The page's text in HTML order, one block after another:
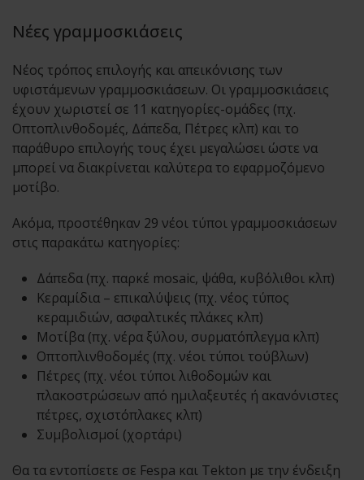
Νέες γραμμοσκιάσεις
Νέος τρόπος επιλογής και απεικόνισης των
υφιστάμενων γραμμοσκιάσεων. Οι γραμμοσκιάσεις
έχουν χωριστεί σε 11 κατηγορίες-ομάδες (πχ.
Οπτοπλινθοδομές, Δάπεδα, Πέτρες κλπ) και το
παράθυρο επιλογής τους έχει μεγαλώσει ώστε να
μπορεί να διακρίνεται καλύτερα το εφαρμοζόμενο
μοτίβο.
Ακόμα, προστέθηκαν 29 νέοι τύποι γραμμοσκιάσεων
στις παρακάτω κατηγορίες:
Δάπεδα (πχ. παρκέ mosaic, ψάθα, κυβόλιθοι κλπ)
Κεραμίδια – επικαλύψεις (πχ. νέος τύπος
κεραμιδιών, ασφαλτικές πλάκες κλπ)
Μοτίβα (πχ. νέρα ξύλου, συρματόπλεγμα κλπ)
Οπτοπλινθοδομές (πχ. νέοι τύποι τούβλων)
Πέτρες (πχ. νέοι τύποι λιθοδομών και
πλακοστρώσεων από ημιλαξευτές ή ακανόνιστες
πέτρες, σχιστόπλακες κλπ)
Συμβολισμοί (χορτάρι)
Θα τα εντοπίσετε σε Fespa και Tekton με την ένδειξη